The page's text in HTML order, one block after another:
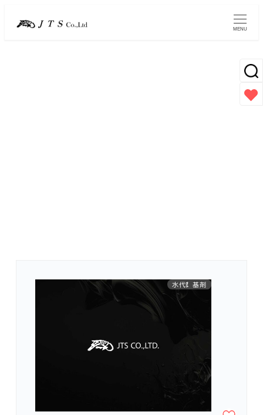
MENU
アミノ酸
水代替原料
基剤